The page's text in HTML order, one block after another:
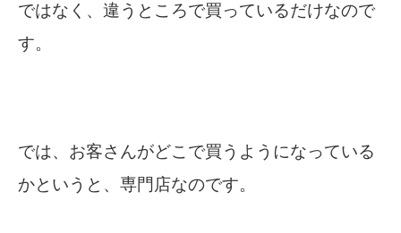
ではなく、違うところで買っているだけなので
す。
では、お客さんがどこで買うようになっている
かというと、専門店なのです。